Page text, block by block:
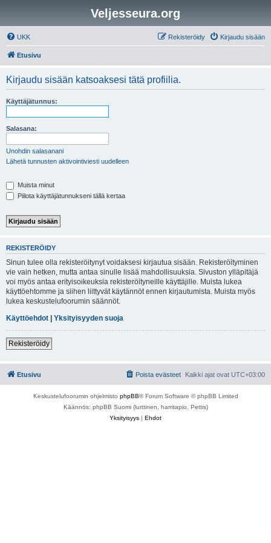
Veljesseura.org
UKK Kirjaudu sisään
Rekisteröidy
Etusivu
Kirjaudu sisään katsoaksesi tätä profiilia.
Käyttäjätunnus:
Salasana:
Unohdin salasanani
Lähetä tunnusten aktivointiviesti uudelleen
Muista minut
Piilota käyttäjätunnukseni tällä kertaa
REKISTERÖIDY
Sinun tulee olla rekisteröitynyt voidaksesi kirjautua sisään. Rekisteröityminen
vie vain hetken, mutta antaa sinulle lisää mahdollisuuksia. Sivuston ylläpitäjä
voi myös antaa erityisoikeuksia rekisteröityneille käyttäjille. Muista lukea
käyttöehtomme ja siihen liittyvät käytännöt ennen kirjautumista. Muista myös
lukea keskustelufoorumin säännöt.
Käyttöehdot | Yksityisyyden suoja
Rekisteröidy
Etusivu Kaikki ajat ovat UTC+03:00
Poista evästeet
Keskustelufoorumin ohjelmisto phpBB® Forum Software © phpBB Limited
Käännös: phpBB Suomi (lurttinen, harritapio, Pettis)
Yksityisyys | Ehdot